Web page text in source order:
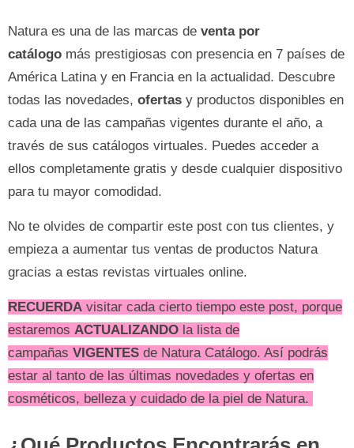
Natura es una de las marcas de venta por
catálogo más prestigiosas con presencia en 7 países de
América Latina y en Francia en la actualidad. Descubre
todas las novedades, ofertas y productos disponibles en
cada una de las campañas vigentes durante el año, a
través de sus catálogos virtuales. Puedes acceder a
ellos completamente gratis y desde cualquier dispositivo
para tu mayor comodidad.
No te olvides de compartir este post con tus clientes, y
empieza a aumentar tus ventas de productos Natura
gracias a estas revistas virtuales online.
RECUERDA visitar cada cierto tiempo este post, porque
estaremos ACTUALIZANDO la lista de
campañas VIGENTES de Natura Catálogo. Así podrás
estar al tanto de las últimas novedades y ofertas en
cosméticos, belleza y cuidado de la piel de Natura.